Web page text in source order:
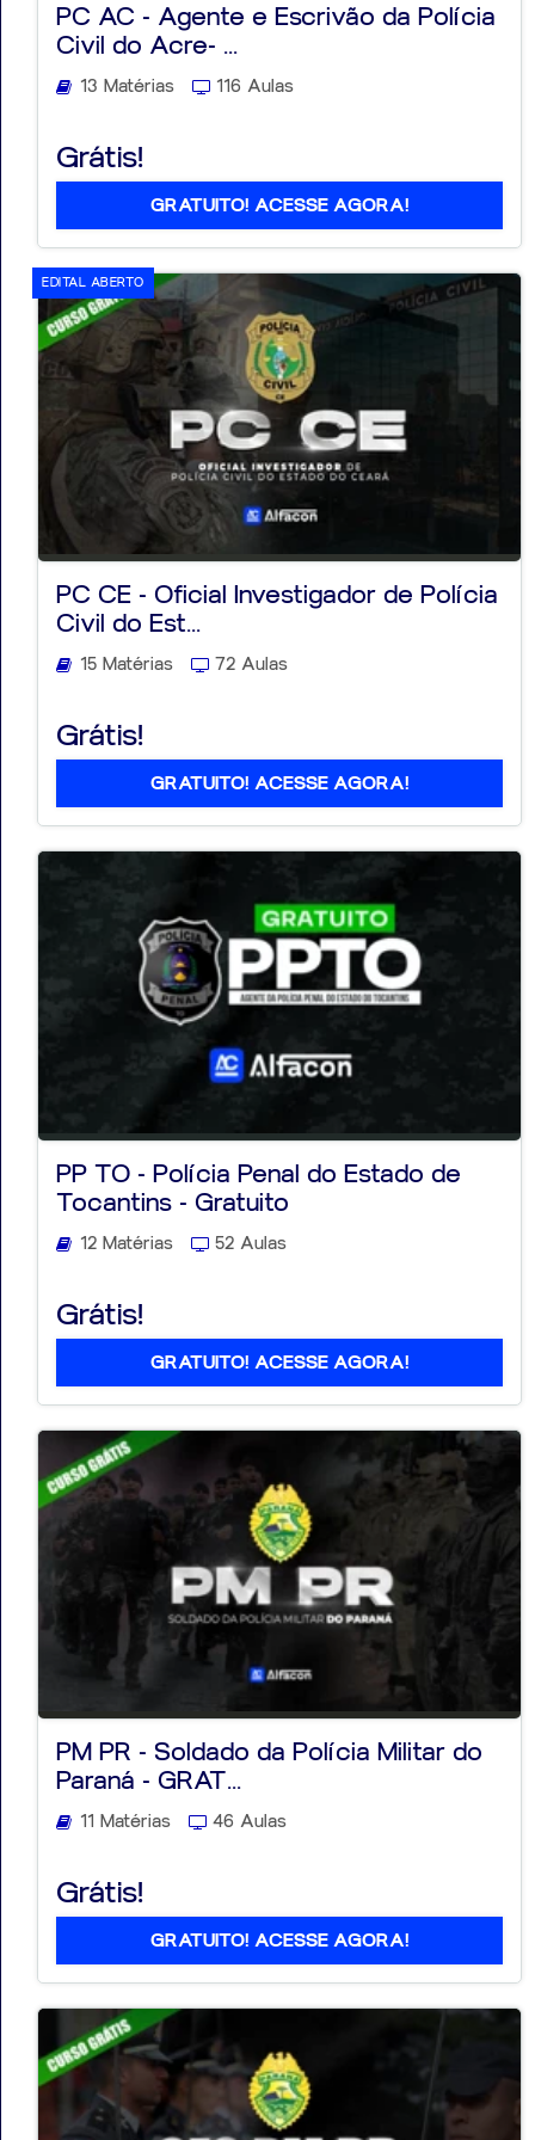
Notícias
Aulas
AO
VIVO
GRATUITAS!
PC AC - Agente e Escrivão da Polícia
Civil do Acre- ...
13 Matérias 116 Aulas
Grátis!
GRATUITO! ACESSE AGORA!
PC CE - Oficial Investigador de Polícia
Civil do Est...
15 Matérias 72 Aulas
Grátis!
GRATUITO! ACESSE AGORA!
EDITAL ABERTO
PP TO - Polícia Penal do Estado de
Tocantins - Gratuito
12 Matérias 52 Aulas
Grátis!
GRATUITO! ACESSE AGORA!
PM PR - Soldado da Polícia Militar do
Paraná - GRAT...
11 Matérias 46 Aulas
Grátis!
GRATUITO! ACESSE AGORA!